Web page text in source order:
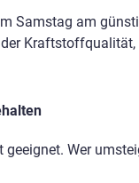
Samstag am
Wer